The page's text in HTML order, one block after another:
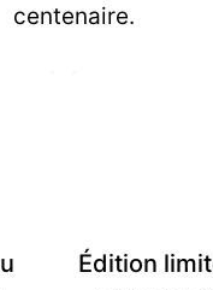
centenaire.
Édition